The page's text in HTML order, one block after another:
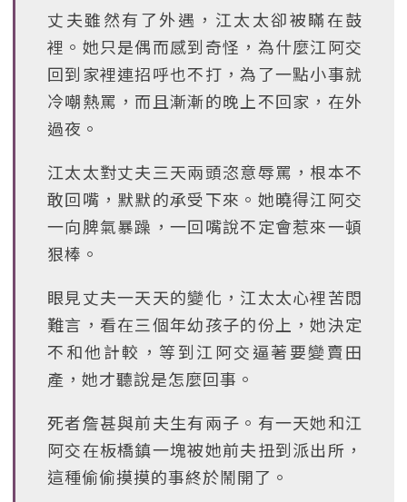
丈夫雖然有了外遇，江太太卻被瞞在鼓
裡。她只是偶而感到奇怪，為什麼江阿交
回到家裡連招呼也不打，為了一點小事就
冷嘲熱罵，而且漸漸的晚上不回家，在外
過夜。
江太太對丈夫三天兩頭恣意辱罵，根本不
敢回嘴，默默的承受下來。她曉得江阿交
一向脾氣暴躁，一回嘴說不定會惹來一頓
狠棒。
眼見丈夫一天天的變化，江太太心裡苦悶
難言，看在三個年幼孩子的份上，她決定
不和他計較，等到江阿交逼著要變賣田
產，她才聽說是怎麼回事。
死者詹甚與前夫生有兩子。有一天她和江
阿交在板橋鎮一塊被她前夫扭到派出所，
這種偷偷摸摸的事終於鬧開了。